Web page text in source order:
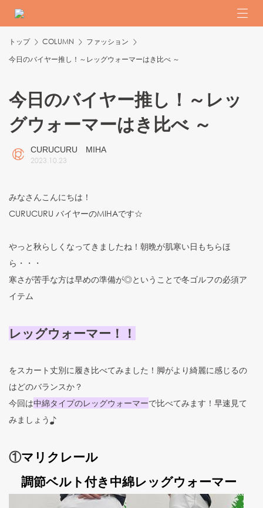
トップ COLUMN
ファッション
今日のバイヤー推し！～レッグウォーマーはき比べ ～
今日のバイヤー推し！～レッ
グウォーマーはき比べ ～
CURUCURU MIHA
2023.10.23
みなさんこんにちは！
CURUCURU バイヤーのMIHAです☆
やっと秋らしくなってきましたね！朝晩が肌寒い日もちらほ
ら・・・
寒さが苦手な方は早めの準備が◎ということで冬ゴルフの必須ア
イテム
レッグウォーマー！！
をスカート丈別に履き比べてみました！脚がより綺麗に感じるの
はどのバランスか？
今回は中綿タイプのレッグウォーマーで比べてみます！早速見て
みましょう♪
①マリクレール
調節ベルト付き中綿レッグウォーマー